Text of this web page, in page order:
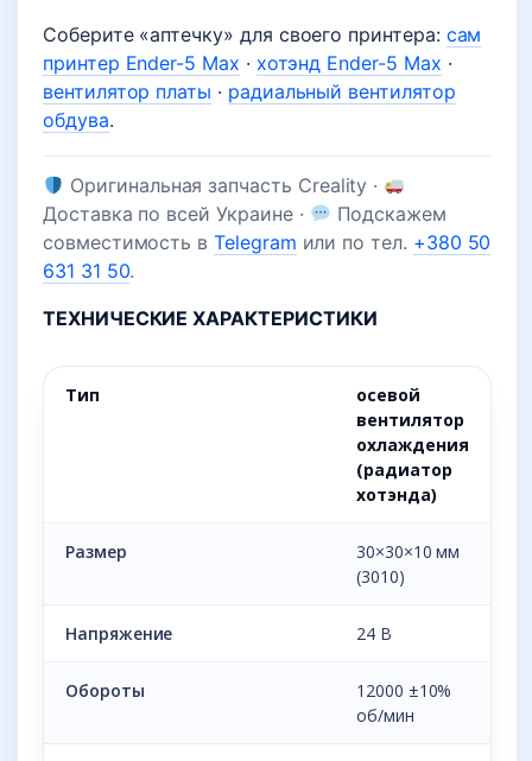
Соберите «аптечку» для своего принтера: сам
принтер Ender-5 Max · хотэнд Ender-5 Max ·
вентилятор платы · радиальный вентилятор
обдува.
Оригинальная запчасть Creality ·
Доставка по всей Украине ·
Подскажем
совместимость вTelegram или по тел. +380 50
631 31 50.
ТЕХНИЧЕСКИЕ ХАРАКТЕРИСТИКИ
Тип
осевой
вентилятор
охлаждения
(радиатор
хотэнда)
Размер
30×30×10 мм
(3010)
Напряжение 24 В
Обороты
12000 ±10%
об/мин